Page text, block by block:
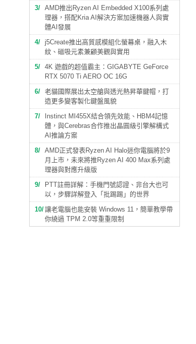
3
AMD推出Ryzen AI Embedded X100系列處
理器，搭配Kria AI解決方案加速機器人與實
體AI發展
4
j5Create推出高質感模組化螢幕桌，融入木
紋、磁吸元素兼顧美觀與實用
5
4K 遊戲的超值霸主：GIGABYTE GeForce
RTX 5070 Ti AERO OC 16G
6
老貓國際展出太空艙與透光熱昇華鍵帽，打
造更多變客製化鍵盤風貌
7
Instinct MI455X結合領先效能、HBM4記憶
體，與Cerebras合作推出晶圓級引擎解構式
AI推論方案
8
AMD正式發表Ryzen AI Halo迷你電腦將於9
月上市，未來將推Ryzen AI 400 Max系列處
理器與對應升級版
9
PTT註冊詳解：手機門號認證、非台大也可
以，步驟詳解登入「批踢踢」的世界
10 讓老電腦也能安裝 Windows 11，簡單教學帶
你繞過 TPM 2.0等重重限制